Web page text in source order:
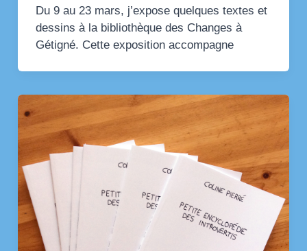
Du 9 au 23 mars, j’expose quelques textes et
dessins à la bibliothèque des Changes à
Gétigné. Cette exposition accompagne